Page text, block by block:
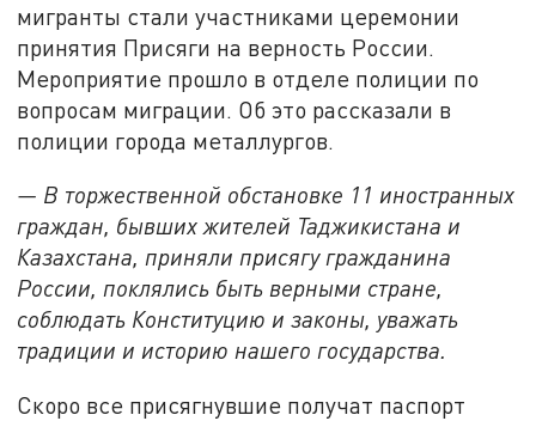
мигранты стали участниками церемонии
принятия Присяги на верность России.
Мероприятие прошло в отделе полиции по
вопросам миграции. Об это рассказали в
полиции города металлургов.
— В торжественной обстановке 11 иностранных
граждан, бывших жителей Таджикистана и
Казахстана, приняли присягу гражданина
России, поклялись быть верными стране,
соблюдать Конституцию и законы, уважать
традиции и историю нашего государства.
Скоро все присягнувшие получат паспорт